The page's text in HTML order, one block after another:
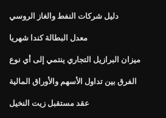
دليل شركات النفط والغاز الروسي
معدل البطالة كندا شهريا
ميزان البرازيل التجاري ينتمي إلى أي نوع
الفرق بين تداول الأسهم والأوراق المالية
عقد مستقبل زيت النخيل